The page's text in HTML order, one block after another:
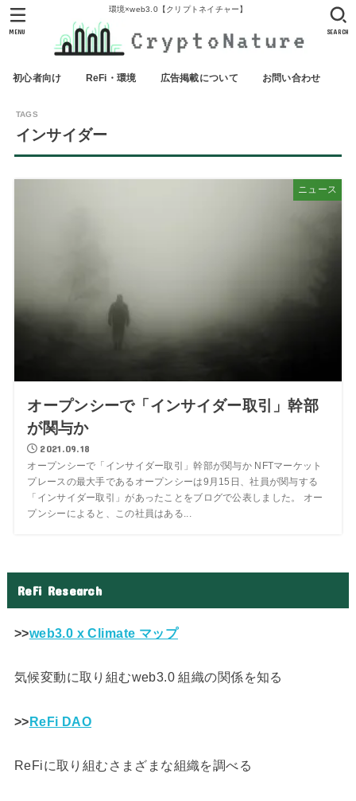
環境×web3.0【クリプトネイチャー】
初心者向け ReFi・環境 広告掲載について お問い合わせ
SEARCH
MENU
インサイダー
ニュース
オープンシーで「インサイダー取引」幹部
が関与か
2021.09.18
オープンシーで「インサイダー取引」幹部が関与か NFTマーケット
プレースの最大手であるオープンシーは9月15日、社員が関与する
「インサイダー取引」があったことをブログで公表しました。 オー
プンシーによると、この社員はある...
ReFi Research
>>web3.0 x Climate マップ
気候変動に取り組むweb3.0 組織の関係を知る
>>ReFi DAO
ReFiに取り組むさまざまな組織を調べる